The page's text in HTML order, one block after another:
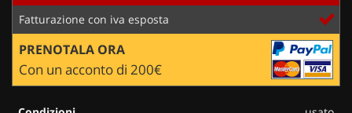
Fatturazione con iva esposta
PRENOTALA ORA
Con un acconto di 200€